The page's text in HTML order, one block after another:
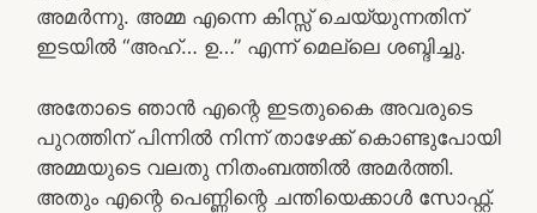
അമർന്നു. അമ്മ എന്നെ കിസ്സ് ചെയ്യുന്നതിന്
ഇടയിൽ “അഹ്… ഉ…” എന്ന് മെല്ലെ ശബ്ദിച്ചു.
അതോടെ ഞാൻ എന്റെ ഇടതുകൈ അവരുടെ
പുറത്തിന് പിന്നിൽ നിന്ന് താഴേക്ക് കൊണ്ടുപോയി
അമ്മയുടെ വലതു നിതംബത്തിൽ അമർത്തി.
അതും എന്റെ പെണ്ണിന്റെ ചന്തിയെക്കാൾ സോഫ്റ്റ്‌.